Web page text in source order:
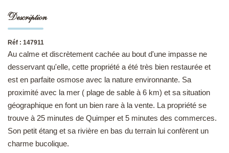
CONTACT
Description
Réf : 147911
Au calme et discrètement cachée au bout d'une impasse ne
desservant qu'elle, cette propriété a été très bien restaurée et
est en parfaite osmose avec la nature environnante. Sa
proximité avec la mer ( plage de sable à 6 km) et sa situation
géographique en font un bien rare à la vente. La propriété se
trouve à 25 minutes de Quimper et 5 minutes des commerces.
Son petit étang et sa rivière en bas du terrain lui confèrent un
charme bucolique.